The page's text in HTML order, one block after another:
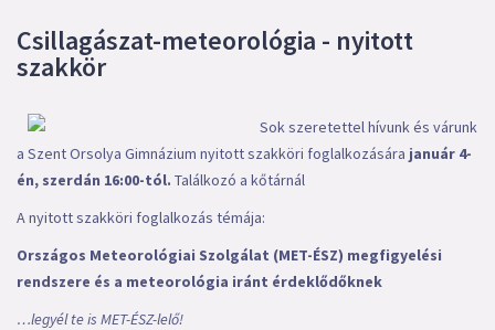
Csillagászat-meteorológia - nyitott
szakkör
Sok szeretettel hívunk és várunk
a Szent Orsolya Gimnázium nyitott szakköri foglalkozására január 4-
én, szerdán 16:00-tól. Találkozó a kőtárnál
A nyitott szakköri foglalkozás témája:
Országos Meteorológiai Szolgálat (MET-ÉSZ) megfigyelési
rendszere és a meteorológia iránt érdeklődőknek
…legyél teis MET-ÉSZ-lelő!